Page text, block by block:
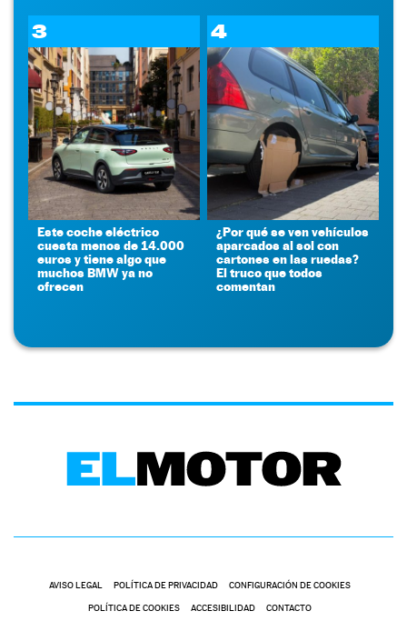
3
Este coche eléctrico
cuesta menos de 14.000
euros y tiene algo que
muchos BMW ya no
ofrecen
4
¿Por qué se ven vehículos
aparcados al sol con
cartones en las ruedas?
El truco que todos
comentan
AVISO LEGAL POLÍTICA DE PRIVACIDAD CONFIGURACIÓN DE COOKIES
POLÍTICA DE COOKIES ACCESIBILIDAD CONTACTO